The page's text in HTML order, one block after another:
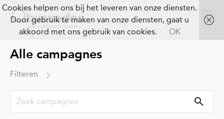
Alle campagnes
Filteren
Cookies helpen ons bij het leveren van onze diensten.
Door gebruik te maken van onze diensten, gaat u
akkoord met ons gebruik van cookies.
OK